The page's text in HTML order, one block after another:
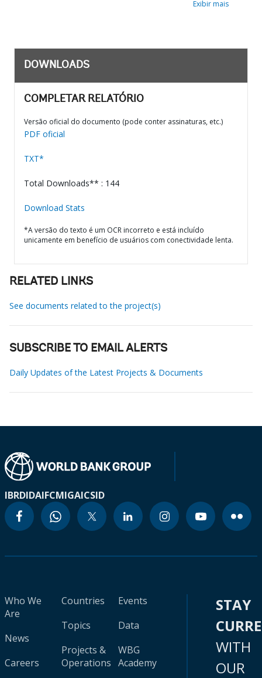
Exibir mais
DOWNLOADS
COMPLETAR RELATÓRIO
Versão oficial do documento (pode conter assinaturas, etc.)
PDF oficial
TXT*
Total Downloads** : 144
Download Stats
*A versão do texto é um OCR incorreto e está incluído
unicamente em benefício de usuários com conectividade lenta.
RELATED LINKS
See documents related to the project(s)
SUBSCRIBE TO EMAIL ALERTS
Daily Updates of the Latest Projects & Documents
IBRDIDAIFCMIGAICSID
Who We
Are
News
Careers
Countries
Topics
Projects &
Operations
Events
Data
WBG
Academy
STAY
WITH
OUR